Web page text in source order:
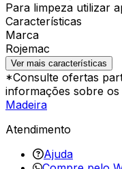
Para limpeza utilizar
Características
Marca
Rojemac
Ver mais características
*Consulte ofertas
informações sobre
Madeira
Atendimento
Ajuda